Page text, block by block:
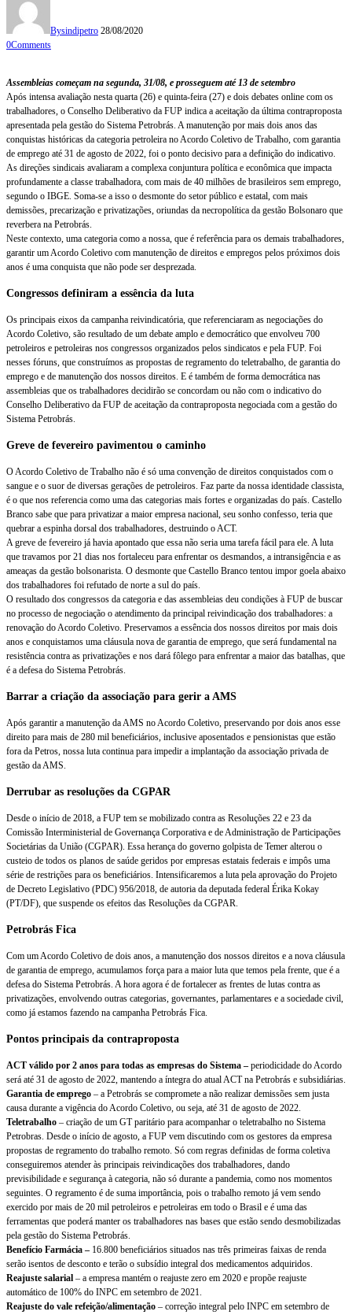
Bysindipetro 28/08/2020
0Comments
Assembleias começam na segunda, 31/08, e prosseguem até 13 de setembro
Após intensa avaliação nesta quarta (26) e quinta-feira (27) e dois debates online com os
trabalhadores, o Conselho Deliberativo da FUP indica a aceitação da última contraproposta
apresentada pela gestão do Sistema Petrobrás. A manutenção por mais dois anos das
conquistas históricas da categoria petroleira no Acordo Coletivo de Trabalho, com garantia
de emprego até 31 de agosto de 2022, foi o ponto decisivo para a definição do indicativo.
As direções sindicais avaliaram a complexa conjuntura política e econômica que impacta
profundamente a classe trabalhadora, com mais de 40 milhões de brasileiros sem emprego,
segundo o IBGE. Soma-se a isso o desmonte do setor público e estatal, com mais
demissões, precarização e privatizações, oriundas da necropolítica da gestão Bolsonaro que
reverbera na Petrobrás.
Neste contexto, uma categoria como a nossa, que é referência para os demais trabalhadores,
garantir um Acordo Coletivo com manutenção de direitos e empregos pelos próximos dois
anos é uma conquista que não pode ser desprezada.
Congressos definiram a essência da luta
Os principais eixos da campanha reivindicatória, que referenciaram as negociações do
Acordo Coletivo, são resultado de um debate amplo e democrático que envolveu 700
petroleiros e petroleiras nos congressos organizados pelos sindicatos e pela FUP. Foi
nesses fóruns, que construímos as propostas de regramento do teletrabalho, de garantia do
emprego e de manutenção dos nossos direitos. E é também de forma democrática nas
assembleias que os trabalhadores decidirão se concordam ou não com o indicativo do
Conselho Deliberativo da FUP de aceitação da contraproposta negociada com a gestão do
Sistema Petrobrás.
Greve de fevereiro pavimentou o caminho
O Acordo Coletivo de Trabalho não é só uma convenção de direitos conquistados com o
sangue e o suor de diversas gerações de petroleiros. Faz parte da nossa identidade classista,
é o que nos referencia como uma das categorias mais fortes e organizadas do país. Castello
Branco sabe que para privatizar a maior empresa nacional, seu sonho confesso, teria que
quebrar a espinha dorsal dos trabalhadores, destruindo o ACT.
A greve de fevereiro já havia apontado que essa não seria uma tarefa fácil para ele. A luta
que travamos por 21 dias nos fortaleceu para enfrentar os desmandos, a intransigência e as
ameaças da gestão bolsonarista. O desmonte que Castello Branco tentou impor goela abaixo
dos trabalhadores foi refutado de norte a sul do país.
O resultado dos congressos da categoria e das assembleias deu condições à FUP de buscar
no processo de negociação o atendimento da principal reivindicação dos trabalhadores: a
renovação do Acordo Coletivo. Preservamos a essência dos nossos direitos por mais dois
anos e conquistamos uma cláusula nova de garantia de emprego, que será fundamental na
resistência contra as privatizações e nos dará fôlego para enfrentar a maior das batalhas, que
é a defesa do Sistema Petrobrás.
Barrar a criação da associação para gerir a AMS
Após garantir a manutenção da AMS no Acordo Coletivo, preservando por dois anos esse
direito para mais de 280 mil beneficiários, inclusive aposentados e pensionistas que estão
fora da Petros, nossa luta continua para impedir a implantação da associação privada de
gestão da AMS.
Derrubar as resoluções da CGPAR
Desde o início de 2018, a FUP tem se mobilizado contra as Resoluções 22 e 23 da
Comissão Interministerial de Governança Corporativa e de Administração de Participações
Societárias da União (CGPAR). Essa herança do governo golpista de Temer alterou o
custeio de todos os planos de saúde geridos por empresas estatais federais e impôs uma
série de restrições para os beneficiários. Intensificaremos a luta pela aprovação do Projeto
de Decreto Legislativo (PDC) 956/2018, de autoria da deputada federal Érika Kokay
(PT/DF), que suspende os efeitos das Resoluções da CGPAR.
Petrobrás Fica
Com um Acordo Coletivo de dois anos, a manutenção dos nossos direitos e a nova cláusula
de garantia de emprego, acumulamos força para a maior luta que temos pela frente, que é a
defesa do Sistema Petrobrás. A hora agora é de fortalecer as frentes de lutas contra as
privatizações, envolvendo outras categorias, governantes, parlamentares e a sociedade civil,
como já estamos fazendo na campanha Petrobrás Fica.
Pontos principais da contraproposta
ACT válido por 2 anos para todas as empresas do Sistema – periodicidade do Acordo
será até 31 de agosto de 2022, mantendo a íntegra do atual ACT na Petrobrás e subsidiárias.
Garantia de emprego – a Petrobrás se compromete a não realizar demissões sem justa
causa durante a vigência do Acordo Coletivo, ou seja, até 31 de agosto de 2022.
Teletrabalho – criação de um GT paritário para acompanhar o teletrabalho no Sistema
Petrobras. Desde o início de agosto, a FUP vem discutindo com os gestores da empresa
propostas de regramento do trabalho remoto. Só com regras definidas de forma coletiva
conseguiremos atender às principais reivindicações dos trabalhadores, dando
previsibilidade e segurança à categoria, não só durante a pandemia, como nos momentos
seguintes. O regramento é de suma importância, pois o trabalho remoto já vem sendo
exercido por mais de 20 mil petroleiros e petroleiras em todo o Brasil e é uma das
ferramentas que poderá manter os trabalhadores nas bases que estão sendo desmobilizadas
pela gestão do Sistema Petrobrás.
Benefício Farmácia – 16.800 beneficiários situados nas três primeiras faixas de renda
serão isentos de desconto e terão o subsídio integral dos medicamentos adquiridos.
Reajuste salarial – a empresa mantém o reajuste zero em 2020 e propõe reajuste
automático de 100% do INPC em setembro de 2021.
Reajuste do vale refeição/alimentação – correção integral pelo INPC em setembro de